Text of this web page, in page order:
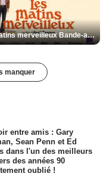
Les Matins merveilleux Bande-annonce VF
manquer
entre amis : Gary
Sean Penn et Ed
dans l'un des meilleurs
des années 90
oublié !